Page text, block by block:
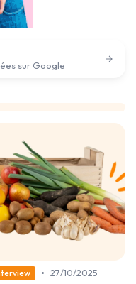
sur Google
• 27/10/2025